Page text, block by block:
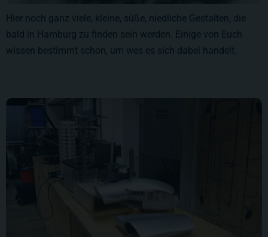
Hier noch ganz viele, kleine, süße, niedliche Gestalten, die
bald in Hamburg zu finden sein werden. Einige von Euch
wissen bestimmt schon, um wes es sich dabei handelt.